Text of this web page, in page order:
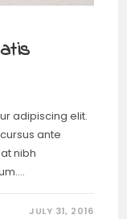
adipiscing elit.
ante
nibh
JULY 31, 2016